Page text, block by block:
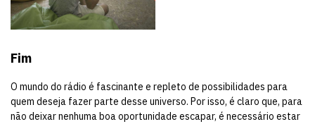
Fim
O mundo do rádio é fascinante e repleto de possibilidades para
quem deseja fazer parte desse universo. Por isso, é claro que, para
não deixar nenhuma boa oportunidade escapar, é necessário estar